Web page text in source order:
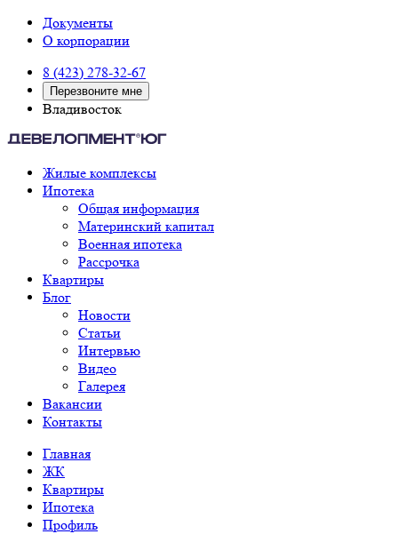
Документы
О корпорации
8 (423) 278-32-67
Перезвоните мне
Владивосток
Жилые комплексы
Ипотека
Общая информация
Материнский капитал
Военная ипотека
Рассрочка
Квартиры
Блог
Новости
Статьи
Интервью
Видео
Галерея
Вакансии
Контакты
Главная
ЖК
Квартиры
Ипотека
Профиль